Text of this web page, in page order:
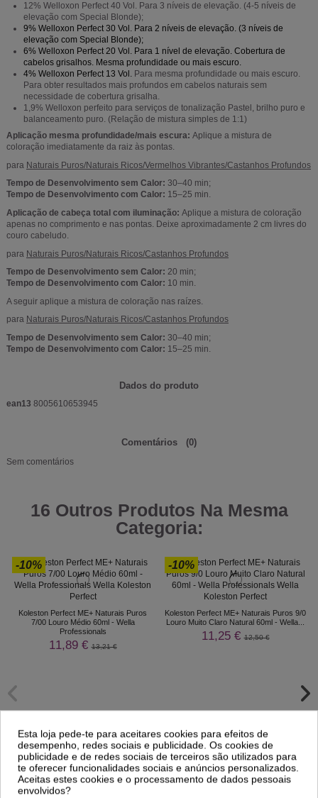
12% Welloxon Perfect 40 Vol. Para 3 níveis de elevação. (4-5 níveis de
elevação com Special Blonde);
9% Welloxon Perfect 30 Vol. Para 2 níveis de elevação. (3 níveis de
elevação com Special Blonde);
6% Welloxon Perfect 20 Vol. Para 1 nível de elevação. Cobertura de
cabelos grisalhos. Mesma profundidade ou mais escuro.
4% Welloxon Perfect 13 Vol. Para mesma profundidade ou mais escuro.
Para obter resultados mais profundos em cabelos naturais sem
necessidade de cobertura grisalha.
1,9% Welloxon perfeito para serviços de tonalização Pastel, brilho puro e
balanceamento puro. (Relação de mistura simples de 1:1)
Aplicação mesma profundidade/mais escura: Aplique a mistura de
coloração imediatamente da raiz às pontas.
para Naturais Puros/Naturais Ricos/Vermelhos Vibrantes/Castanhos Profundos
Tempo de Desenvolvimento sem Calor: 30–40 min;
Tempo de Desenvolvimento com Calor: 15–25 min.
Aplicação de cabeça total com iluminação: Aplique a mistura de coloração
apenas no comprimento e nas pontas. Deixe aproximadamente 2 cm livres do
couro cabeludo.
para Naturais Puros/Naturais Ricos/Castanhos Profundos
Tempo de Desenvolvimento sem Calor: 20 min;
Tempo de Desenvolvimento com Calor: 10 min.
A seguir aplique a mistura de coloração nas raízes.
para Naturais Puros/Naturais Ricos/Castanhos Profundos
Tempo de Desenvolvimento sem Calor: 30–40 min;
Tempo de Desenvolvimento com Calor: 15–25 min.
Dados do produto
ean13 8005610653945
Comentários (0)
Sem comentários
16 Outros Produtos Na Mesma
Categoria:
-10%
Koleston Perfect ME+ Naturais Puros
7/00 Louro Médio 60ml - Wella
Professionals
11,89 €13,21 €
-10%
Koleston Perfect ME+ Naturais Puros 9/0
Louro Muito Claro Natural 60ml - Wella...
11,25 €12,50 €
Esta loja pede-te para aceitares cookies para efeitos de
desempenho, redes sociais e publicidade. Os cookies de
publicidade e de redes sociais de terceiros são utilizados para
te oferecer funcionalidades sociais e anúncios personalizados.
Aceitas estes cookies e o processamento de dados pessoais
envolvidos?